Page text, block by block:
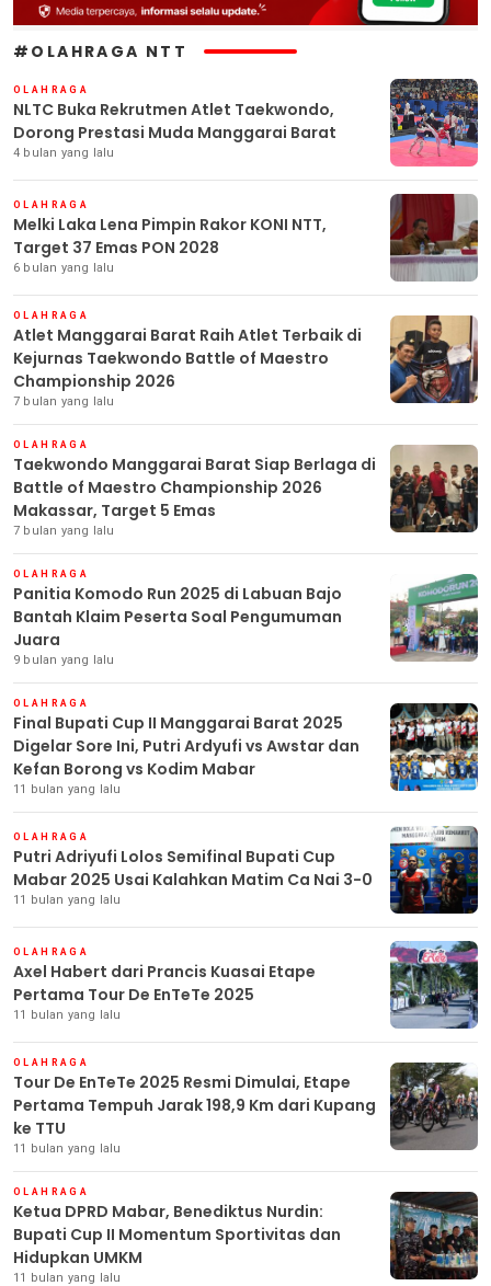
#OLAHRAGA NTT
OLAHRAGA
NLTC Buka Rekrutmen Atlet Taekwondo,
Dorong Prestasi Muda Manggarai Barat
4 bulan yang lalu
OLAHRAGA
Melki Laka Lena Pimpin Rakor KONI NTT,
Target 37 Emas PON 2028
6 bulan yang lalu
OLAHRAGA
Atlet Manggarai Barat Raih Atlet Terbaik di
Kejurnas Taekwondo Battle of Maestro
Championship 2026
7 bulan yang lalu
OLAHRAGA
Taekwondo Manggarai Barat Siap Berlaga di
Battle of Maestro Championship 2026
Makassar, Target 5 Emas
7 bulan yang lalu
OLAHRAGA
Panitia Komodo Run 2025 di Labuan Bajo
Bantah Klaim Peserta Soal Pengumuman
Juara
9 bulan yang lalu
OLAHRAGA
Final Bupati Cup II Manggarai Barat 2025
Digelar Sore Ini, Putri Ardyufi vs Awstar dan
Kefan Borong vs Kodim Mabar
11 bulan yang lalu
OLAHRAGA
Putri Adriyufi Lolos Semifinal Bupati Cup
Mabar 2025 Usai Kalahkan Matim Ca Nai 3-0
11 bulan yang lalu
OLAHRAGA
Axel Habert dari Prancis Kuasai Etape
Pertama Tour De EnTeTe 2025
11 bulan yang lalu
OLAHRAGA
Tour De EnTeTe 2025 Resmi Dimulai, Etape
Pertama Tempuh Jarak 198,9 Km dari Kupang
ke TTU
11 bulan yang lalu
OLAHRAGA
Ketua DPRD Mabar, Benediktus Nurdin:
Bupati Cup II Momentum Sportivitas dan
Hidupkan UMKM
11 bulan yang lalu